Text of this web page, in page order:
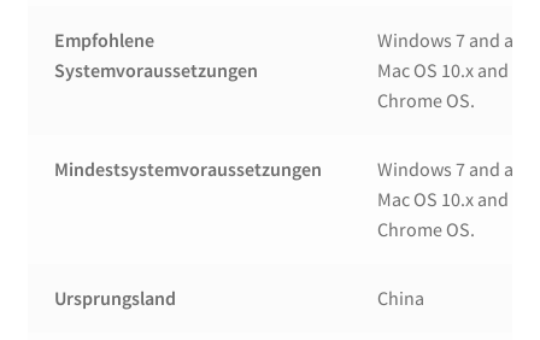
Empfohlene
Systemvoraussetzungen
Windows 7 and
Mac OS 10.x and
Chrome OS.
Mindestsystemvoraussetzungen
Windows 7 and
Mac OS 10.x and
Chrome OS.
Ursprungsland China